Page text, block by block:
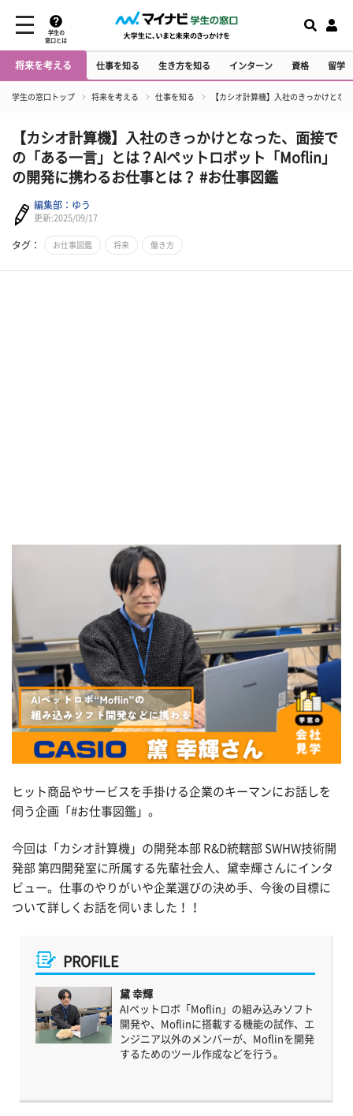
学生の
窓口とは
将来を考える 仕事を知る 生き方を知る インターン 資格 留学
学生の窓口トップ 将来を考える 仕事を知る 【カシオ計算機】入社のきっかけとな
【カシオ計算機】入社のきっかけとなった、面接で
の「ある一言」とは？AIペットロボット「Moflin」
の開発に携わるお仕事とは？ #お仕事図鑑
編集部：ゆう
更新:2025/09/17
タグ： お仕事図鑑 将来 働き方
ヒット商品やサービスを手掛ける企業のキーマンにお話しを
伺う企画「#お仕事図鑑」。
今回は「カシオ計算機」の開発本部 R&D統轄部 SWHW技術開
発部 第四開発室に所属する先輩社会人、黛幸輝さんにインタ
ビュー。仕事のやりがいや企業選びの決め手、今後の目標に
ついて詳しくお話を伺いました！！
PROFILE
黛 幸輝
AIペットロボ「Moflin」の組み込みソフト
開発や、Moflinに搭載する機能の試作、エ
ンジニア以外のメンバーが、Moflinを開発
するためのツール作成などを行う。